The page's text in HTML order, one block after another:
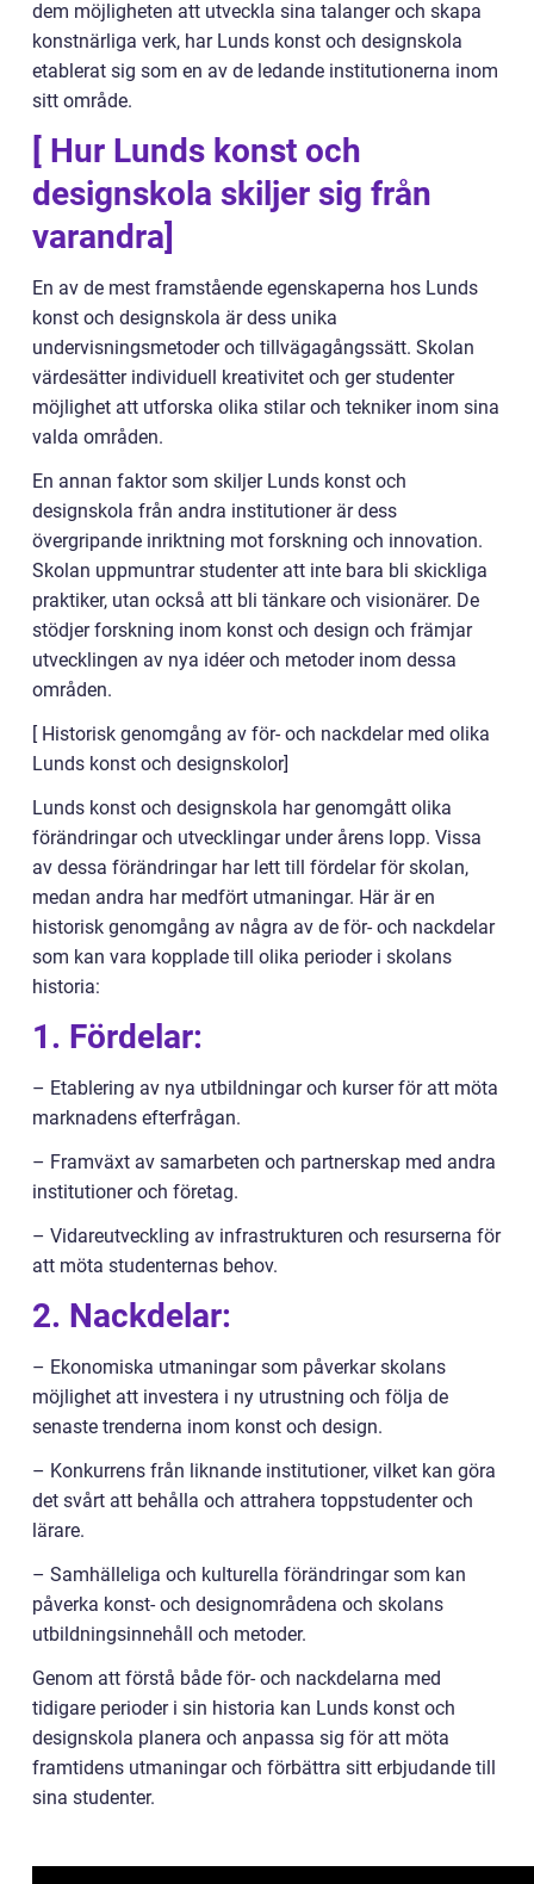
dem möjligheten att utveckla sina talanger och skapa
konstnärliga verk, har Lunds konst och designskola
etablerat sig som en av de ledande institutionerna inom
sitt område.
[ Hur Lunds konst och
designskola skiljer sig från
varandra]
En av de mest framstående egenskaperna hos Lunds
konst och designskola är dess unika
undervisningsmetoder och tillvägagångssätt. Skolan
värdesätter individuell kreativitet och ger studenter
möjlighet att utforska olika stilar och tekniker inom sina
valda områden.
En annan faktor som skiljer Lunds konst och
designskola från andra institutioner är dess
övergripande inriktning mot forskning och innovation.
Skolan uppmuntrar studenter att inte bara bli skickliga
praktiker, utan också att bli tänkare och visionärer. De
stödjer forskning inom konst och design och främjar
utvecklingen av nya idéer och metoder inom dessa
områden.
[ Historisk genomgång av för- och nackdelar med olika
Lunds konst och designskolor]
Lunds konst och designskola har genomgått olika
förändringar och utvecklingar under årens lopp. Vissa
av dessa förändringar har lett till fördelar för skolan,
medan andra har medfört utmaningar. Här är en
historisk genomgång av några av de för- och nackdelar
som kan vara kopplade till olika perioder i skolans
historia:
1. Fördelar:
– Etablering av nya utbildningar och kurser för att möta
marknadens efterfrågan.
– Framväxt av samarbeten och partnerskap med andra
institutioner och företag.
– Vidareutveckling av infrastrukturen och resurserna för
att möta studenternas behov.
2. Nackdelar:
– Ekonomiska utmaningar som påverkar skolans
möjlighet att investera i ny utrustning och följa de
senaste trenderna inom konst och design.
– Konkurrens från liknande institutioner, vilket kan göra
det svårt att behålla och attrahera toppstudenter och
lärare.
– Samhälleliga och kulturella förändringar som kan
påverka konst- och designområdena och skolans
utbildningsinnehåll och metoder.
Genom att förstå både för- och nackdelarna med
tidigare perioder i sin historia kan Lunds konst och
designskola planera och anpassa sig för att möta
framtidens utmaningar och förbättra sitt erbjudande till
sina studenter.